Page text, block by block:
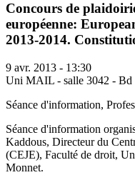
Concours de
européenne:
2013-2014.
9 avr. 2013 - 13:30
Uni MAIL - salle 3042 - Bd
Séance d'information,
Séance d'information
Kaddous, Directeur du
(CEJE), Faculté de droit,
Monnet.